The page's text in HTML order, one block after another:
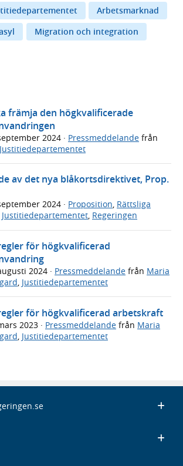
Arbetsmarknad
Migration och integration
främja den högkvalificerade
2024 · Pressmeddelande från
Justitiedepartementet
av det nya blåkortsdirektivet, Prop.
2024 · Proposition, Rättsliga
Justitiedepartementet, Regeringen
för högkvalificerad
2024 · Pressmeddelande från Maria
, Justitiedepartementet
för högkvalificerad arbetskraft
2023 · Pressmeddelande från Maria
Justitiedepartementet